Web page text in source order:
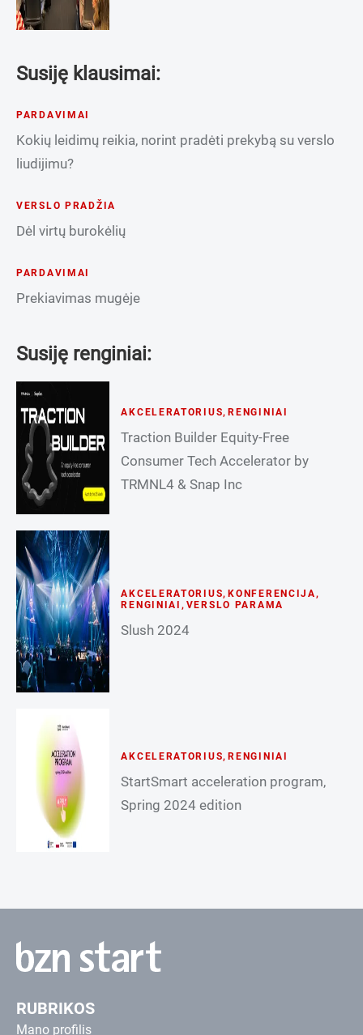
Susiję klausimai:
PARDAVIMAI
Kokių leidimų reikia, norint pradėti prekybą su verslo
liudijimu?
VERSLO PRADŽIA
Dėl virtų burokėlių
PARDAVIMAI
Prekiavimas mugėje
Susiję renginiai:
AKCELERATORIUS, RENGINIAI
Traction Builder Equity-Free
Consumer Tech Accelerator by
TRMNL4 & Snap Inc
AKCELERATORIUS, KONFERENCIJA,
RENGINIAI , VERSLO PARAMA
Slush 2024
AKCELERATORIUS, RENGINIAI
StartSmart acceleration program,
Spring 2024 edition
RUBRIKOS
Mano profilis